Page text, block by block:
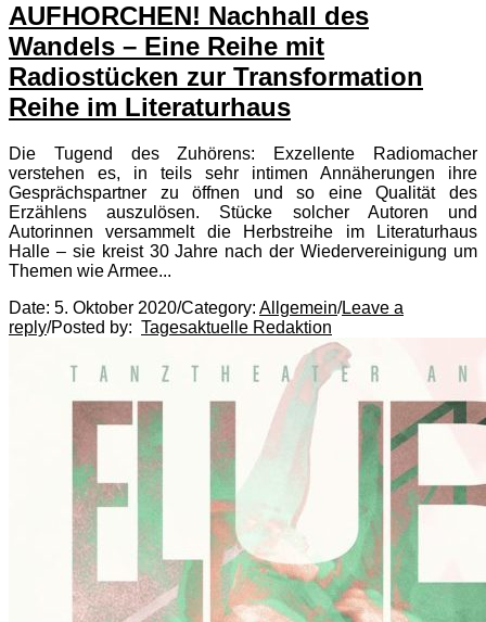
AUFHORCHEN! Nachhall des
Wandels – Eine Reihe mit
Radiostücken zur Transformation
Reihe im Literaturhaus
Die Tugend des Zuhörens: Exzellente Radiomacher
verstehen es, in teils sehr intimen Annäherungen ihre
Gesprächspartner zu öffnen und so eine Qualität des
Erzählens auszulösen. Stücke solcher Autoren und
Autorinnen versammelt die Herbstreihe im Literaturhaus
Halle – sie kreist 30 Jahre nach der Wiedervereinigung um
Themen wie Armee...
Date: 5. Oktober 2020/Category: Allgemein/Leave a
reply/Posted by: Tagesaktuelle Redaktion